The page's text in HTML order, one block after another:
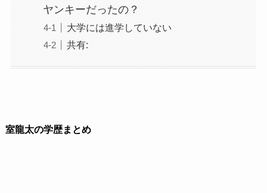
ヤンキーだったの？
大学には進学していない
共有:
室龍太の学歴まとめ